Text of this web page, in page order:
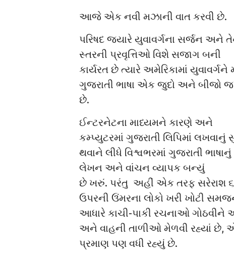
આજે એક નવી મઝાની વાત કરવી છે.
પરિષદ જ્યારે યુવાવર્ગના સર્જન અને
સ્તરની પ્રવૃત્તિઓ વિશે સજાગ બની
કાર્યરત છે ત્યારે અમેરિકામાં યુવાવર્ગને
ગુજરાતી ભાષા એક જુદો અને બીજો જ
છે.
ઈન્ટરનેટના માધ્યમને કારણે અને
કમ્પ્યુટરમાં ગુજરાતી લિપિમાં લખવાનું
થવાને લીધે વિશ્વભરમાં ગુજરાતી ભાષાનું
લેખન અને વાંચન વ્યાપક બન્યું
છે ખરું. પરંતુ અહીં એક તરફ સરેરાશ
ઉપરની ઉંમરના લોકો ખરી ખોટી
આધારે કાચી-પાકી રચનાઓ ગોઠવીને
અને વાહની તાળીઓ મેળવી રહ્યાં છે,
પ્રમાણ પણ વધી રહ્યું છે.